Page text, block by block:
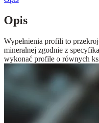
Opis
Wypełnienia profili to
mineralnej zgodnie z
wykonać profile o równych